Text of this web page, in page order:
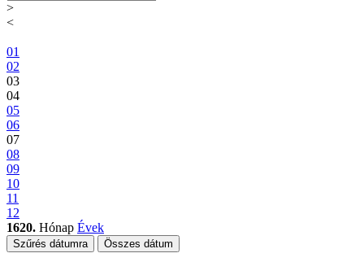
>
<
01
02
03
04
05
06
07
08
09
10
11
12
1620. Hónap Évek
Szűrés dátumra Összes dátum